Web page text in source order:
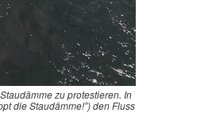
zu protestieren. In
die Staudämme!”) den Fluss